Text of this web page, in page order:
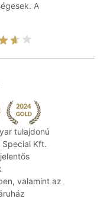
A
tulajdonú
Special Kft.
valamint az